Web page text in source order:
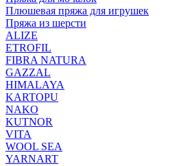
Плюшевая пряжа для игрушек
Пряжа из шерсти
ALIZE
ETROFIL
FIBRA NATURA
GAZZAL
HIMALAYA
KARTOPU
NAKO
KUTNOR
VITA
WOOL SEA
YARNART